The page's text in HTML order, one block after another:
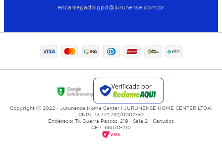
encarregadolgpd@jurunense.com.br
Copyright Ⓒ 2022 - Jurunense Home Center | JURUNENSE HOME CENTER LTDA|
CNPJ: 13.772.792/0007-50
Endereço: Tv. Guerra Passos, 219 - Sala 2 - Canudos
CEP: 66070-210